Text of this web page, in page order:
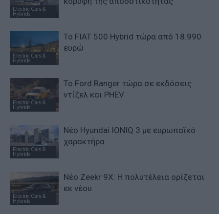
Electric Cars &
Hybrids
Electric Cars &
Hybrids
Το FIAT 500 Hybrid τώρα από 18.990
ευρώ
Electric Cars &
Hybrids
Το Ford Ranger τώρα σε εκδόσεις
ντίζελ και PHEV
Electric Cars &
Hybrids
Νέο Hyundai IONIQ 3 με ευρωπαϊκό
χαρακτήρα
Electric Cars &
Hybrids
Νέο Zeekr 9X: Η πολυτέλεια ορίζεται
εκ νέου